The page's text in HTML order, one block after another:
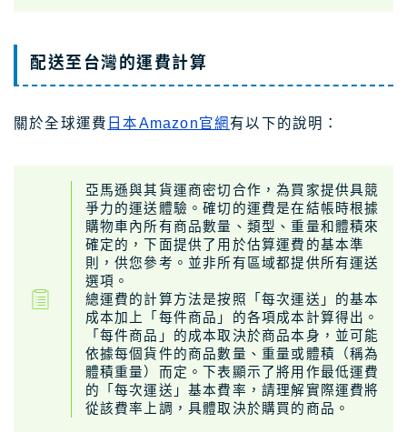
配送至台灣的運費計算
關於全球運費 日本Amazon官網有以下的說明：
亞馬遜與其貨運商密切合作，為買家提供具競
爭力的運送體驗。確切的運費是在結帳時根據
購物車內所有商品數量、類型、重量和體積來
確定的，下面提供了用於估算運費的基本準
則，供您參考。並非所有區域都提供所有運送
選項。
總運費的計算方法是按照「每次運送」的基本
成本加上「每件商品」的各項成本計算得出。
「每件商品」的成本取決於商品本身，並可能
依據每個貨件的商品數量、重量或體積（稱為
體積重量）而定。下表顯示了將用作最低運費
的「每次運送」基本費率，請理解實際運費將
從該費率上調，具體取決於購買的商品。